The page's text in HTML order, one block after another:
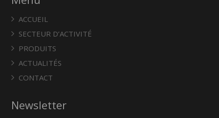
ACCUEIL
SECTEUR D’ACTIVITÉ
PRODUITS
ACTUALITÉS
CONTACT
Newsletter